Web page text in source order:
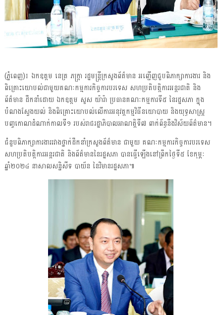
(ភ្នំពេញ)៖ ឯកឧត្តម នេត្រ ភក្ត្រា រដ្ឋមន្ត្រីក្រសួងព័ត៌មាន អញ្ជើញជួបពិភាក្សាការងារ និង
ពិគ្រោះយោបល់ជាមួយគណៈកម្មការកិច្ចការបរទេស សហប្រតិបត្តិការអន្តរជាតិ និង
ព័ត៌មាន ដឹកនាំដោយ ឯកឧត្តម សួស យ៉ារ៉ា ប្រធានគណៈកម្មការទី៥ នៃរដ្ឋសភា ក្នុង
បំណងស្វែងយល់ និងពិគ្រោះយោបល់លើការអនុវត្តកម្មវិធីនយោបាយ និងយុទ្ធសាស្ត្រ
បញ្ចកោណដំណាក់កាលទី១ របស់រាជរដ្ឋាភិបាលអាណត្តិទី៧ ពាក់ព័ន្ធនឹងវិស័យព័ត៌មាន។
ជំនួបពិភាក្សាការងាររវាងថ្នាក់ដឹកនាំក្រសួងព័ត៌មាន ជាមួយ គណៈកម្មការកិច្ចការបរទេស
សហប្រតិបត្តិការអន្តរជាតិ និងព័ត៌មាននៃរដ្ឋសភា បានធ្វើឡើងនៅព្រឹកថ្ងៃទី៥ ខែកុម្ភៈ
ឆ្នាំ២០២៤ នាសាលសន្និសីទ បាយ័ន នៃវិមានរដ្ឋសភា៕